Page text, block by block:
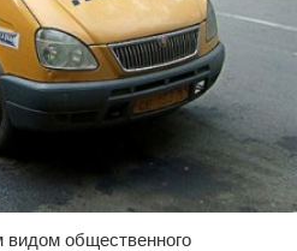
видом общественного